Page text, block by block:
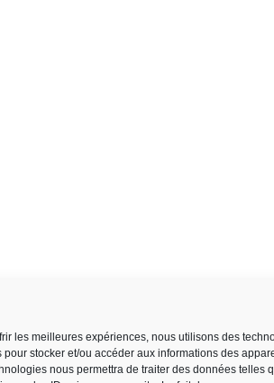
les meilleures expériences, nous utilisons des
pour stocker et/ou accéder aux informations des
nous permettra de traiter des données telles